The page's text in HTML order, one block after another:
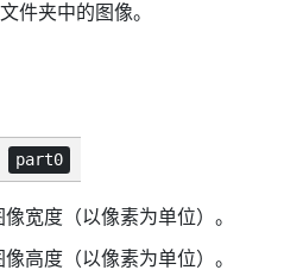
件夹中的图像。
part0
宽度（以像素为单位）。
高度（以像素为单位）。